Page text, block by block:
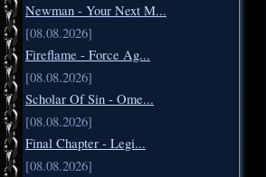
Newman - Your Next M...
[08.08.2026]
Fireflame - Force Ag...
[08.08.2026]
Scholar Of Sin - Ome...
[08.08.2026]
Final Chapter - Legi...
[08.08.2026]